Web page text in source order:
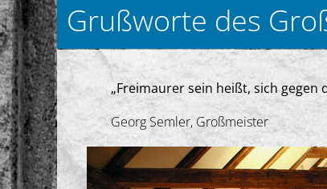
Grußworte des
„Freimaurer sein heißt, sich
Georg Semler, Großmeister